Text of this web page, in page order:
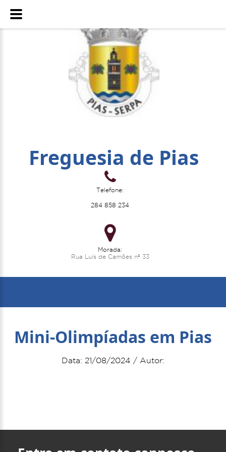
Freguesia de Pias
Telefone:
284 858 234
Morada:
Rua Luís de Camões nº 33
Mini-Olimpíadas em Pias
Data: 21/08/2024 / Autor: